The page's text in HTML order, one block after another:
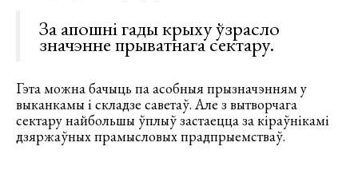
За апошні гады крыху ўзрасло
значэнне прыватнага сектару.
Гэта можна бачыць па асобныя прызначэнням у
выканкамы і складзе саветаў. Але з вытворчага
сектару найбольшы ўплыў застаецца за кіраўнікамі
дзяржаўных прамысловых прадпрыемстваў.